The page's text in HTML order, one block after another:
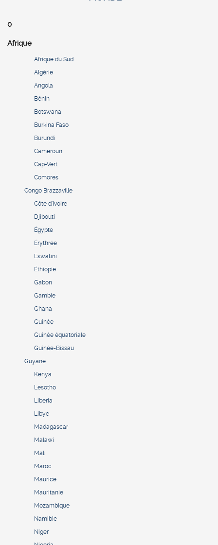
0
Afrique
Afrique du Sud
Algérie
Angola
Bénin
Botswana
Burkina Faso
Burundi
Cameroun
Cap-Vert
Comores
Congo Brazzaville
Côte d’Ivoire
Djibouti
Égypte
Érythrée
Eswatini
Éthiopie
Gabon
Gambie
Ghana
Guinée
Guinée équatoriale
Guinée-Bissau
Guyane
Kenya
Lesotho
Liberia
Libye
Madagascar
Malawi
Mali
Maroc
Maurice
Mauritanie
Mozambique
Namibie
Niger